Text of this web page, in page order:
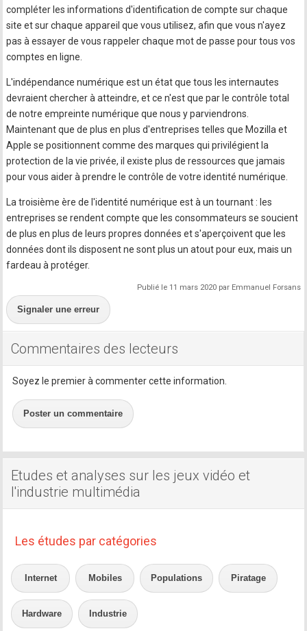
compléter les informations d'identification de compte sur chaque
site et sur chaque appareil que vous utilisez, afin que vous n'ayez
pas à essayer de vous rappeler chaque mot de passe pour tous vos
comptes en ligne.
L'indépendance numérique est un état que tous les internautes
devraient chercher à atteindre, et ce n'est que par le contrôle total
de notre empreinte numérique que nous y parviendrons.
Maintenant que de plus en plus d'entreprises telles que Mozilla et
Apple se positionnent comme des marques qui privilégient la
protection de la vie privée, il existe plus de ressources que jamais
pour vous aider à prendre le contrôle de votre identité numérique.
La troisième ère de l'identité numérique est à un tournant : les
entreprises se rendent compte que les consommateurs se soucient
de plus en plus de leurs propres données et s'aperçoivent que les
données dont ils disposent ne sont plus un atout pour eux, mais un
fardeau à protéger.
Publié le 11 mars 2020 par Emmanuel Forsans
Signaler une erreur
Commentaires des lecteurs
Soyez le premier à commenter cette information.
Poster un commentaire
Etudes et analyses sur les jeux vidéo et
l'industrie multimédia
Les études par catégories
Internet Mobiles Populations Piratage
Hardware Industrie